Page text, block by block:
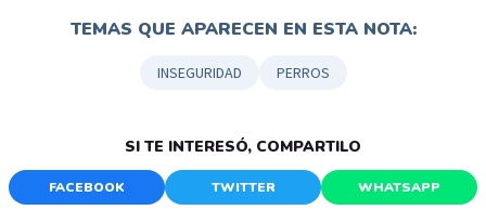
TEMAS QUE APARECEN EN ESTA NOTA:
INSEGURIDAD PERROS
SI TE INTERESÓ, COMPARTILO
FACEBOOK TWITTER WHATSAPP